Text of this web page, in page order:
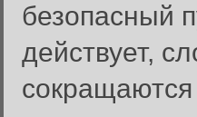
безопасный
действует,